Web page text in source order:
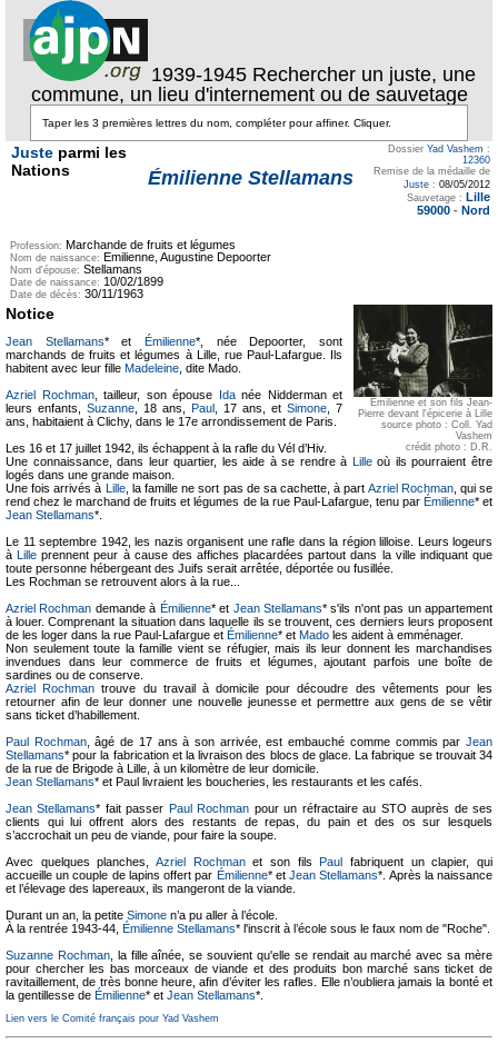
1939-1945 Rechercher un juste, une
commune, un lieu d'internement ou de sauvetage
Juste parmi les
Nations
Émilienne Stellamans
Dossier Yad Vashem :
12360
Remise de la médaille de
Juste : 08/05/2012
Sauvetage : Lille
59000 - Nord
Profession: Marchande de fruits et légumes
Nom de naissance: Emilienne, Augustine Depoorter
Nom d'épouse: Stellamans
Date de naissance: 10/02/1899
Date de décès: 30/11/1963
Emilienne et son fils Jean-
Pierre devant l'épicerie à Lille
source photo : Coll. Yad
Vashem
crédit photo : D.R.
Notice
Jean Stellamans* etÉmilienne*, née Depoorter, sont
marchands de fruits et légumes à Lille, rue Paul-Lafargue. Ils
habitent avec leur fille Madeleine , dite Mado.
Azriel Rochman, tailleur, son épouse Idanée Nidderman et
leurs enfants, Suzanne , 18 ans, Paul , 17 ans, et Simone , 7
ans, habitaient à Clichy, dans le 17e arrondissement de Paris.
Les 16 et 17 juillet 1942, ils échappent à la rafle du Vél d’Hiv.
Une connaissance, dans leur quartier, les aide à se rendre à Lilleoù ils pourraient être
logés dans une grande maison.
Une fois arrivés à Lille, la famille ne sort pas de sa cachette, à part Azriel Rochman, qui se
rend chez le marchand de fruits et légumes de la rue Paul-Lafargue, tenu par Émilienne* et
Jean Stellamans*.
Le 11 septembre 1942, les nazis organisent une rafle dans la région lilloise. Leurs logeurs
àLille prennent peur à cause des affiches placardées partout dans la ville indiquant que
toute personne hébergeant des Juifs serait arrêtée, déportée ou fusillée.
Les Rochman se retrouvent alors à la rue...
Azriel Rochman demande à Émilienne* et Jean Stellamans* s'ils n'ont pas un appartement
à louer. Comprenant la situation dans laquelle ils se trouvent, ces derniers leurs proposent
de les loger dans la rue Paul-Lafargue et Émilienne* et Mado les aident à emménager.
Non seulement toute la famille vient se réfugier, mais ils leur donnent les marchandises
invendues dans leur commerce de fruits et légumes, ajoutant parfois une boîte de
sardines ou de conserve.
Azriel Rochman trouve du travail à domicile pour découdre des vêtements pour les
retourner afin de leur donner une nouvelle jeunesse et permettre aux gens de se vêtir
sans ticket d’habillement.
Paul Rochman, âgé de 17 ans à son arrivée, est embauché comme commis parJean
Stellamans* pour la fabrication et la livraison des blocs de glace. La fabrique se trouvait 34
de la rue de Brigode à Lille, à un kilomètre de leur domicile.
Jean Stellamans* et Paul livraient les boucheries, les restaurants et les cafés.
Jean Stellamans* fait passer Paul Rochman pour un réfractaire au STO auprès de ses
clients qui lui offrent alors des restants de repas, du pain et des os sur lesquels
s’accrochait un peu de viande, pour faire la soupe.
Avec quelques planches, Azriel Rochmanet son filsPaul fabriquent un clapier, qui
accueille un couple de lapins offert par Émilienne* etJean Stellamans*. Après la naissance
et l’élevage des lapereaux, ils mangeront de la viande.
Durant un an, la petite Simone n’a pu aller à l’école.
À la rentrée 1943-44, Émilienne Stellamans* l'inscrit à l’école sous le faux nom de "Roche".
Suzanne Rochman, la fille aînée, se souvient qu'elle se rendait au marché avec sa mère
pour chercher les bas morceaux de viande et des produits bon marché sans ticket de
ravitaillement, de très bonne heure, afin d’éviter les rafles. Elle n’oubliera jamais la bonté et
la gentillesse de Émilienne* et Jean Stellamans*.
Lien vers le Comité français pour Yad Vashem